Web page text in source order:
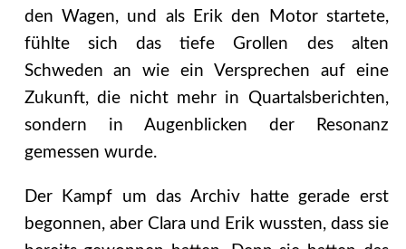
den Wagen, und als Erik den Motor startete,
fühlte sich das tiefe Grollen des alten
Schweden an wie ein Versprechen auf eine
Zukunft, die nicht mehr in Quartalsberichten,
sondern in Augenblicken der Resonanz
gemessen wurde.
Der Kampf um das Archiv hatte gerade erst
begonnen, aber Clara und Erik wussten, dass sie